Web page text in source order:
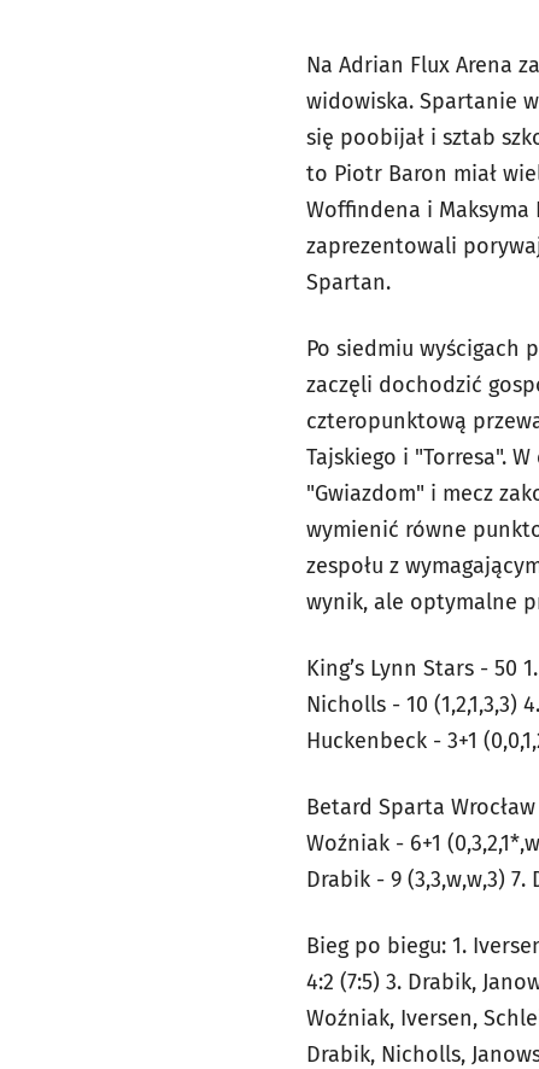
Na Adrian Flux Arena
widowiska. Spartanie
się poobijał i sztab
to Piotr Baron miał
Woffindena i
zaprezentowali
Spartan.
Po siedmiu wyścigach
zaczęli dochodzić
czteropunktową
Tajskiego i "Torresa".
"Gwiazdom" i mecz
wymienić równe
zespołu z
wynik, ale optymalne
King’s Lynn Stars - 50
Nicholls - 10 (1,2,1,3,3)
Huckenbeck - 3+1
Betard Sparta
Woźniak - 6+1
Drabik - 9 (3,3,w,w,3) 7.
Bieg po biegu: 1.
4:2 (7:5) 3. Drabik,
Woźniak, Iversen,
Drabik, Nicholls,